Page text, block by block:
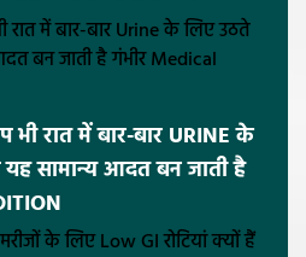
भी रात में बार-बार URINE के
सामान्य आदत बन जाती है